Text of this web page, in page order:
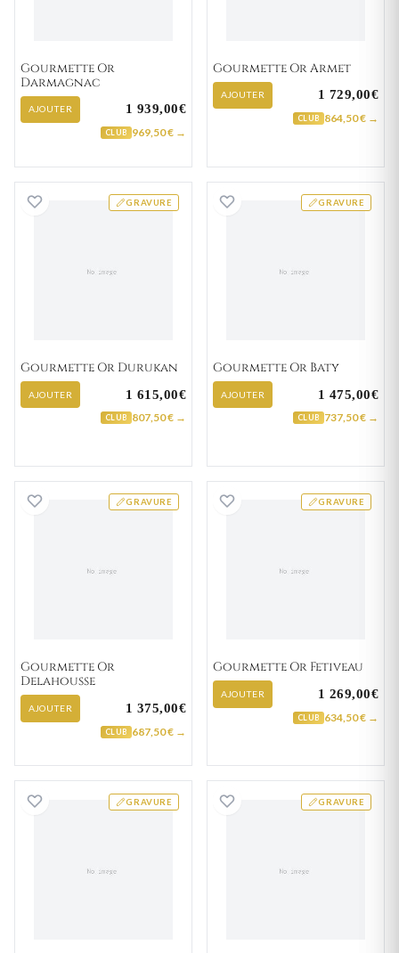
Gourmette Or
Darmagnac
AJOUTER 1 939,00€
CLUB 969,50 € →
Gourmette Or Armet
AJOUTER 1 729,00€
CLUB 864,50 € →
GRAVURE
Gourmette Or Durukan
Gourmette Or Durukan
AJOUTER 1 615,00€
CLUB 807,50 € →
GRAVURE
Gourmette Or
Gourmette Or Baty
AJOUTER 1 475,00€
CLUB 737,50 € →
GRAVURE
Gourmette Or Delahousse
Gourmette Or
Delahousse
AJOUTER 1 375,00€
CLUB 687,50 € →
GRAVURE
Gourmette Or
Gourmette Or Fetiveau
AJOUTER 1 269,00€
CLUB 634,50 € →
GRAVURE
Gourmette Or Chomereau GRAVURE
Gourmette Or